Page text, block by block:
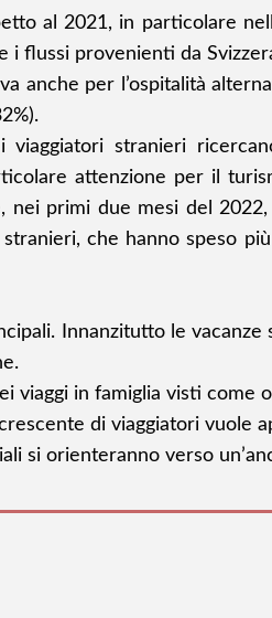
al 2021, in particolare
i flussi provenienti da
anche per l’ospitalità
viaggiatori stranieri
attenzione per il
nei primi due mesi del
che hanno speso
Innanzitutto le
viaggi in famiglia visti come
di viaggiatori vuole
si orienteranno verso